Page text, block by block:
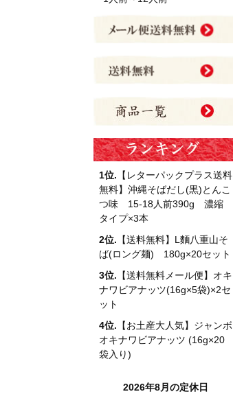
1位. 【レターパックプラス送料
無料】沖縄そばだし(黒)とんこ
つ味 15-18人前390g 濃縮
タイプ×3本
2位. 【送料無料】L麵八重山そ
ば(ロング麺) 180g×20セット
3位. 【送料無料メール便】オキ
ナワビアナッツ(16g×5袋)×2セ
ット
4位. 【お土産大人気】ジャンボ
オキナワビアナッツ (16g×20
袋入り)
2026年8月の定休日